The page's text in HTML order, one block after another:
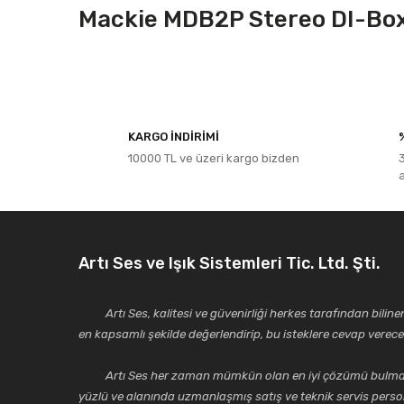
Mackie MDB2P Stereo DI-
Görüş ve önerileriniz için teşekkür ederiz.
Bu ürüne benzer farklı alternatifler olmalı.
KARGO İNDİRİMİ
10000 TL ve üzeri kargo bizden
Artı Ses ve Işık Sistemleri Tic. Ltd. Şti.
Artı Ses, kalitesi ve güvenirliği herkes tarafından bilinen
en kapsamlı şekilde değerlendirip, bu isteklere cevap
Artı Ses her zaman mümkün olan en iyi çözümü bulmak,
yüzlü ve alanında uzmanlaşmış satış ve teknik servis